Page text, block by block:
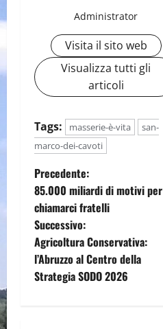
Administrator
Visita il sito web
Visualizza tutti gli
articoli
Tags: masserie-è-vita
san-
marco-dei-cavoti
N
a
v
i
Precedente:
85.000 miliardi di motivi per
chiamarci fratelli
Successivo:
Agricoltura Conservativa:
l’Abruzzo al Centro della
Strategia SODO 2026